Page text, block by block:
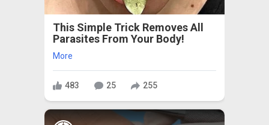
This Simple Trick Removes All
Parasites From Your Body!
More
483 25 255